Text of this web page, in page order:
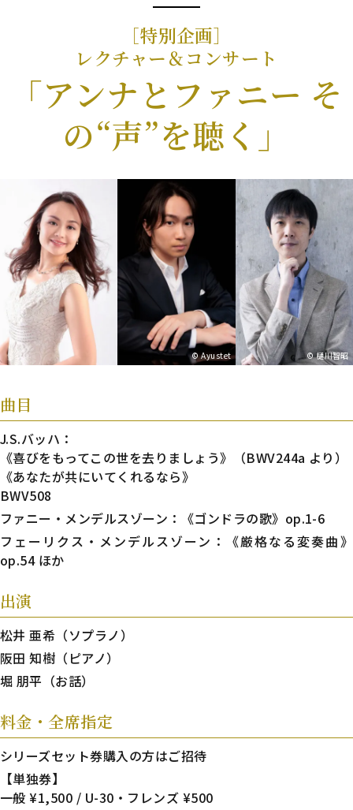
［特別企画］
レクチャー＆コンサート
「アンナとファニー そ
の“声”を聴く」
© Ayustet © 樋川智昭
曲目
J.S.バッハ：
《喜びをもってこの世を去りましょう》（BWV244a より）
《あなたが共にいてくれるなら》
BWV508
ファニー・メンデルスゾーン：《ゴンドラの歌》op.1-6
フェーリクス・メンデルスゾーン：《厳格なる変奏曲》
op.54 ほか
出演
松井 亜希（ソプラノ）
阪田 知樹（ピアノ）
堀 朋平（お話）
料金・全席指定
シリーズセット券購入の方はご招待
【単独券】
一般 ¥1,500 / U-30・フレンズ ¥500